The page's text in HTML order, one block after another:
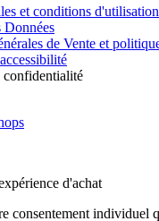
et conditions d'utilisation
Données
de Vente et
confidentialité
d'achat
consentement individuel